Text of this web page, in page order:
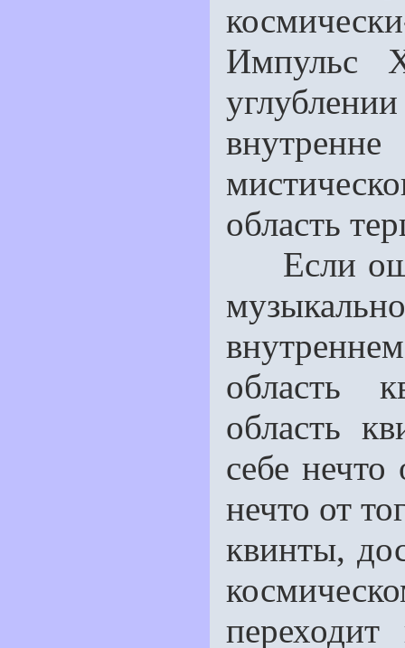
Импульс
область
Если
область
область
себе
нечто от
квинты,
переходит